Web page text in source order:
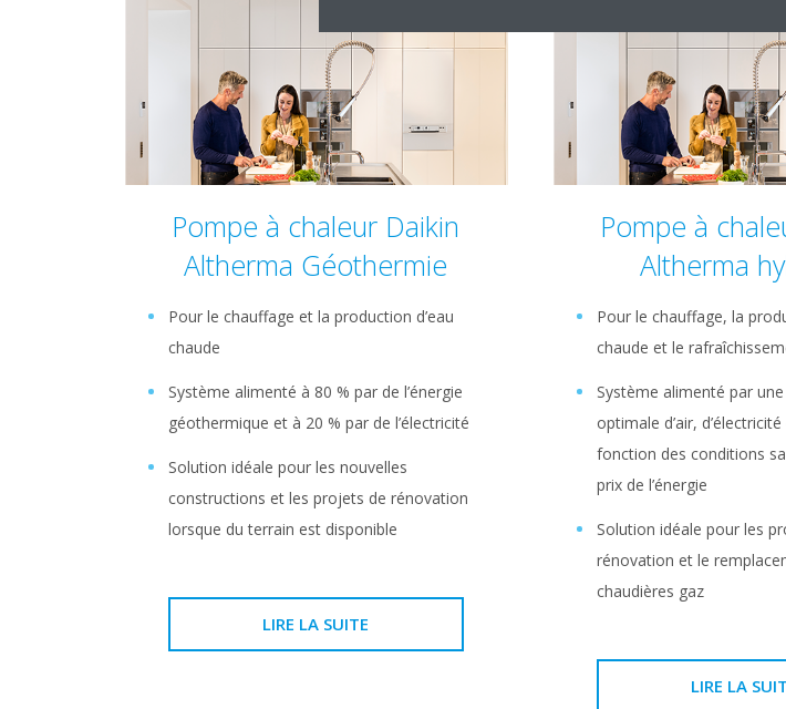
Pompe à chaleur Daikin
Altherma Géothermie
Pour le chauffage et la production d’eau
chaude
Système alimenté à 80 % par de l’énergie
géothermique et à 20 % par de l’électricité
Solution idéale pour les nouvelles
constructions et les projets de rénovation
lorsque du terrain est disponible
LIRE LA SUITE
Pompe à
Altherma
Pour le chauffage, la
chaude et le
Système alimenté par
optimale d’air,
fonction des conditions
prix de l’énergie
Solution idéale pour les
rénovation et le
chaudières gaz
LIRE LA